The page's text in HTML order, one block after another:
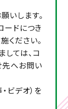
いします。
ードにつき
ください。
ては、コ
先へお問い
ビデオ）を